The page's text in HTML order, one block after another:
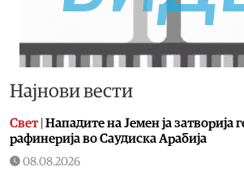
Најнови вести
Свет| Нападите на Јемен ја затворија
рафинерија во Саудиска Арабија
08.08.2026